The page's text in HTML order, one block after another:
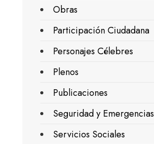
Obras
Participación Ciudadana
Personajes Célebres
Plenos
Publicaciones
Seguridad y Emergencias
Servicios Sociales